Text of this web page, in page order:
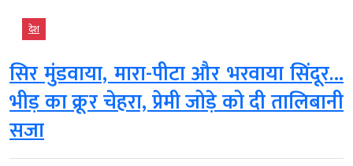
देश
सिर मुंडवाया, मारा-पीटा और भरवाया सिंदूर…
भीड़ का क्रूर चेहरा, प्रेमी जोड़े को दी तालिबानी
सजा